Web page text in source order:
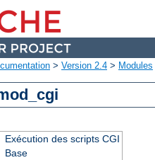
> Version 2.4 > Modules
Exécution des scripts CGI
Base